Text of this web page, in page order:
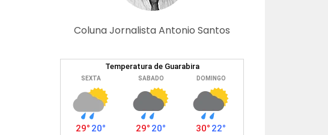
Coluna Jornalista Antonio Santos